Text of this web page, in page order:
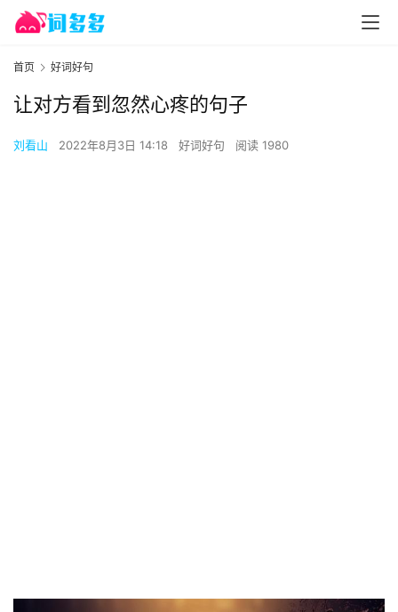
首页 好词好句
让对方看到忽然心疼的句子
刘看山 2022年8月3日 14:18 好词好句 阅读 1980